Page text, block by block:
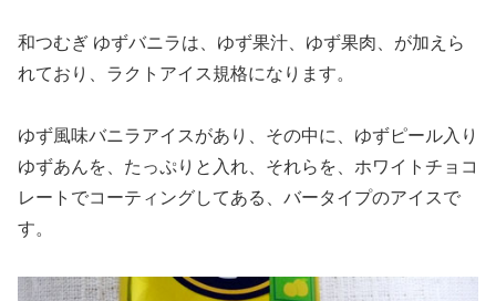
和つむぎ ゆずバニラは、ゆず果汁、ゆず果肉、が加えら
れており、ラクトアイス規格になります。
ゆず風味バニラアイスがあり、その中に、ゆずピール入り
ゆずあんを、たっぷりと入れ、それらを、ホワイトチョコ
レートでコーティングしてある、バータイプのアイスで
す。